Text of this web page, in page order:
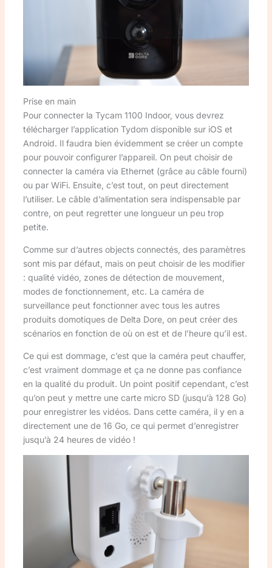
Prise en main
Pour connecter la Tycam 1100 Indoor, vous devrez
télécharger l’application Tydom disponible sur iOS et
Android. Il faudra bien évidemment se créer un compte
pour pouvoir configurer l’appareil. On peut choisir de
connecter la caméra via Ethernet (grâce au câble fourni)
ou par WiFi. Ensuite, c’est tout, on peut directement
l’utiliser. Le câble d’alimentation sera indispensable par
contre, on peut regretter une longueur un peu trop
petite.
Comme sur d’autres objects connectés, des paramètres
sont mis par défaut, mais on peut choisir de les modifier
: qualité vidéo, zones de détection de mouvement,
modes de fonctionnement, etc. La caméra de
surveillance peut fonctionner avec tous les autres
produits domotiques de Delta Dore, on peut créer des
scénarios en fonction de où on est et de l’heure qu’il est.
Ce qui est dommage, c’est que la caméra peut chauffer,
c’est vraiment dommage et ça ne donne pas confiance
en la qualité du produit. Un point positif cependant, c’est
qu’on peut y mettre une carte micro SD (jusqu’à 128 Go)
pour enregistrer les vidéos. Dans cette caméra, il y en a
directement une de 16 Go, ce qui permet d’enregistrer
jusqu’à 24 heures de vidéo !